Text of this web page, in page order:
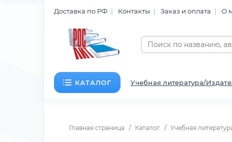
Доставка по РФ Контакты Заказ и оплата О
КАТАЛОГ Учебная литература/
Главная страница Каталог Учебная